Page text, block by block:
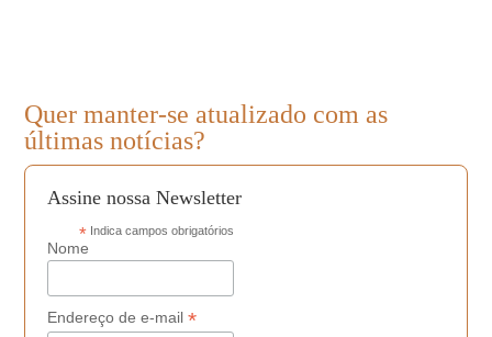
Quer manter-se atualizado com as
últimas notícias?
Assine nossa Newsletter
* Indica campos obrigatórios
Nome
Endereço de e-mail*